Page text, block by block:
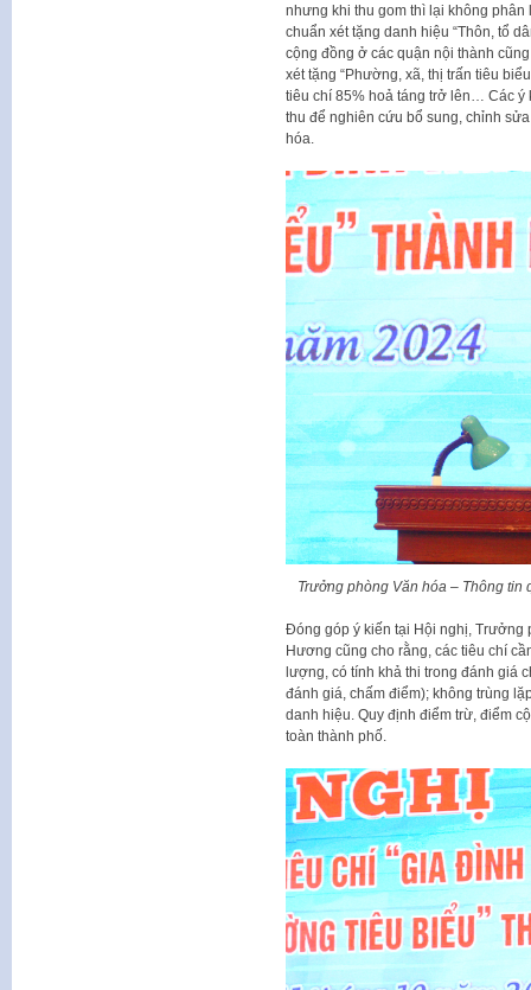
nhưng khi thu gom thì lại không
chuẩn xét tặng danh hiệu “Thôn, tổ
cộng đồng ở các quận nội thành
xét tặng “Phường, xã, thị trấn tiêu
tiêu chí 85% hoả táng trở lên… Các ý
thu để nghiên cứu bổ sung, chỉnh
hóa.
Trưởng phòng Văn hóa – Thông
Đóng góp ý kiến tại Hội nghị, Trưởng
Hương cũng cho rằng, các tiêu chí
lượng, có tính khả thi trong đánh giá
đánh giá, chấm điểm); không trùng
danh hiệu. Quy định điểm trừ, điểm
toàn thành phố.